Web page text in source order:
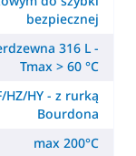
bezpiecznej
316 L -
Tmax > 60 °C
HZ/HY - z rurką
Bourdona
max 200°C